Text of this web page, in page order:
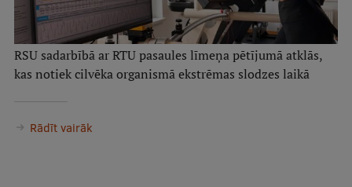
Rādīt vairāk
RSU sadarbībā ar RTU pasaules līmeņa pētījumā atklās,
kas notiek cilvēka organismā ekstrēmas slodzes laikā